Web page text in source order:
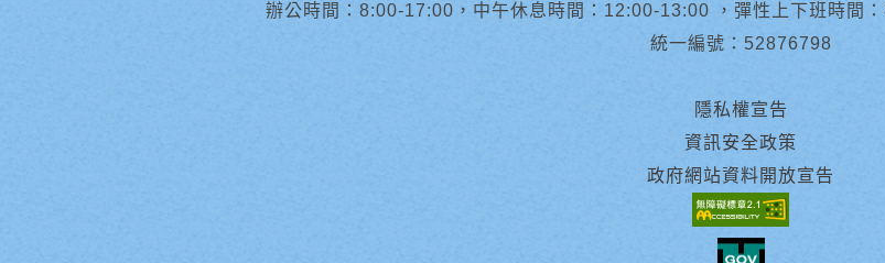
辦公時間：8:00-17:00，中午休息時間：12:00-13:00 ，彈性上下班時間
統一編號：52876798
隱私權宣告
資訊安全政策
政府網站資料開放宣告